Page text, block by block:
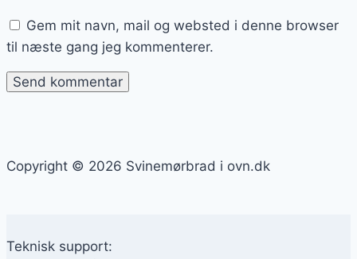
Gem mit navn, mail og websted i denne browser
til næste gang jeg kommenterer.
Copyright © 2026 Svinemørbrad i ovn.dk
Teknisk support: